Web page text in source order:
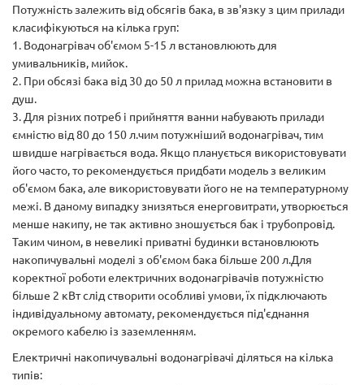
Потужність залежить від обсягів бака, в зв'язку з цим прилади
класифікуються на кілька груп:
1. Водонагрівач об'ємом 5-15 л встановлюють для
умивальників, мийок.
2. При обсязі бака від 30 до 50 л прилад можна встановити в
душ.
3. Для різних потреб і прийняття ванни набувають прилади
ємністю від 80 до 150 л.чим потужніший водонагрівач, тим
швидше нагрівається вода. Якщо планується використовувати
його часто, то рекомендується придбати модель з великим
об'ємом бака, але використовувати його не на температурному
межі. В даному випадку знизяться енерговитрати, утворюється
менше накипу, не так активно зношується бак і трубопровід.
Таким чином, в невеликі приватні будинки встановлюють
накопичувальні моделі з об'ємом бака більше 200 л.Для
коректної роботи електричних водонагрівачів потужністю
більше 2 кВт слід створити особливі умови, їх підключають
індивідуальному автомату, рекомендується під'єднання
окремого кабелю із заземленням.
Електричні накопичувальні водонагрівачі діляться на кілька
типів: